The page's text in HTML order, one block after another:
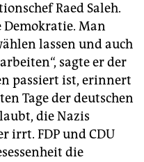
Raed Saleh.
Demokratie. Man
lassen und auch
sagte er der
passiert ist, erinnert
Tage der deutschen
die Nazis
irrt. FDP und CDU
die